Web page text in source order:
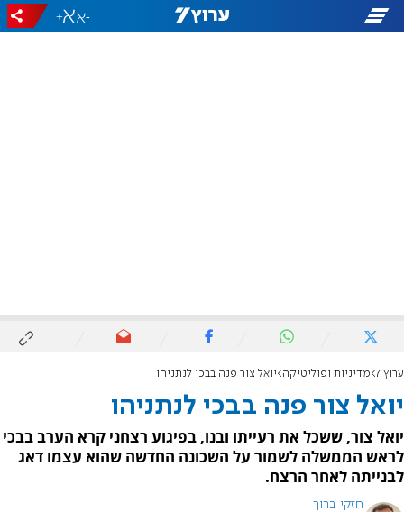
-
+
ערוץ 7 מדיניות ופוליטיקה יואל צור פנה בבכי לנתניהו
יואל צור פנה בבכי לנתניהו
יואל צור, ששכל את רעייתו ובנו, בפיגוע רצחני קרא הערב בבכי
לראש הממשלה לשמור על השכונה החדשה שהוא עצמו דאג
לבנייתה לאחר הרצח.
חזקי ברוך